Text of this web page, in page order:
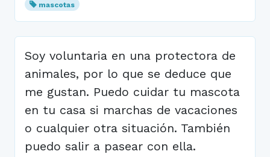
mascotas
Soy voluntaria en una protectora de
animales, por lo que se deduce que
me gustan. Puedo cuidar tu mascota
en tu casa si marchas de vacaciones
o cualquier otra situación. También
puedo salir a pasear con ella.